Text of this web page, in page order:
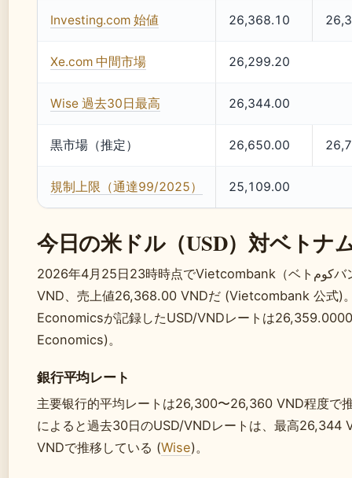
Investing.com 始値 26,368.10
Xe.com 中間市場 26,299.20
Wise 過去30日最高 26,344.00
黒市場（推定） 26,650.00
規制上限（通達99/2025） 25,109.00
今日の米ドル（USD）対ベトナ
2026年4月25日23時時点でVietcombank（ベトكومバンク）が公示したUSD/VNDレートは、買値26,108.00
VND、売上値26,368.00 VNDだ (Vietcombank 公式)
Economicsが記録したUSD/VNDレートは
Economics)。
銀行平均レート
主要银行的平均レートは26,300〜26,360 VND程度で
によると過去30日のUSD/VNDレートは、最高
VNDで推移している (Wise)。